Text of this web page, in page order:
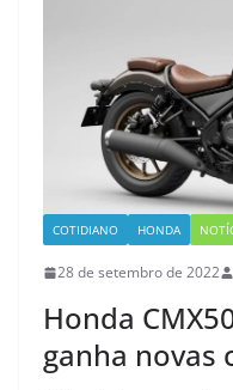
COTIDIANO HONDA
28 de setembro de 2022
Honda
ganha novas